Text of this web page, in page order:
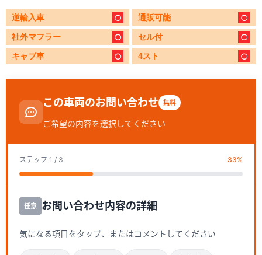
逆輸入車 通販可能
社外マフラー セル付
キャブ車 4スト
この車両のお問い合わせ 無料
ご希望の内容を選択してください
ステップ 1 / 3 33%
任意 お問い合わせ内容の詳細
気になる項目をタップ、またはコメントしてください